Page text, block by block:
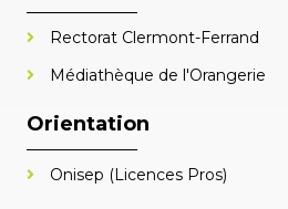
Rectorat Clermont-Ferrand
Médiathèque de l'Orangerie
Orientation
Onisep (Licences Pros)